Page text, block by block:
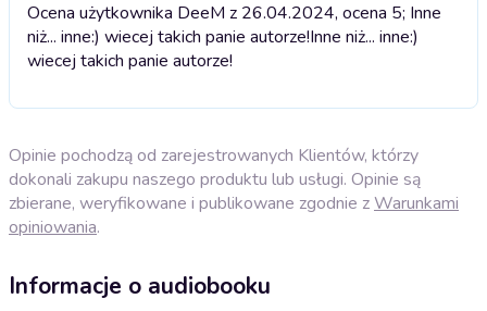
Ocena użytkownika DeeM z 26.04.2024, ocena 5; Inne
niż... inne:) wiecej takich panie autorze!Inne niż... inne:)
wiecej takich panie autorze!
Opinie pochodzą od zarejestrowanych Klientów, którzy
dokonali zakupu naszego produktu lub usługi. Opinie są
zbierane, weryfikowane i publikowane zgodnie zWarunkami
opiniowania.
Informacje o audiobooku